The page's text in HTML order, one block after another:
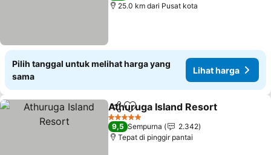
25.0 km dari Pusat kota
Pilih tanggal untuk melihat harga yang
sama
Lihat harga
BagikanTambahkan ke favorit
Athuruga Island Resort
5 Bintang
9,5 Sempurna
2.342
Tepat di pinggir pantai